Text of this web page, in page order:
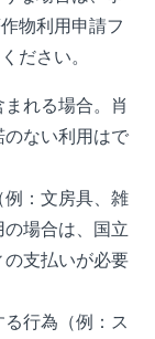
物利用申請フ
ださい。
れる場合。肖
ない利用はで
：文房具、雑
場合は、国立
支払いが必要
行為（例：ス